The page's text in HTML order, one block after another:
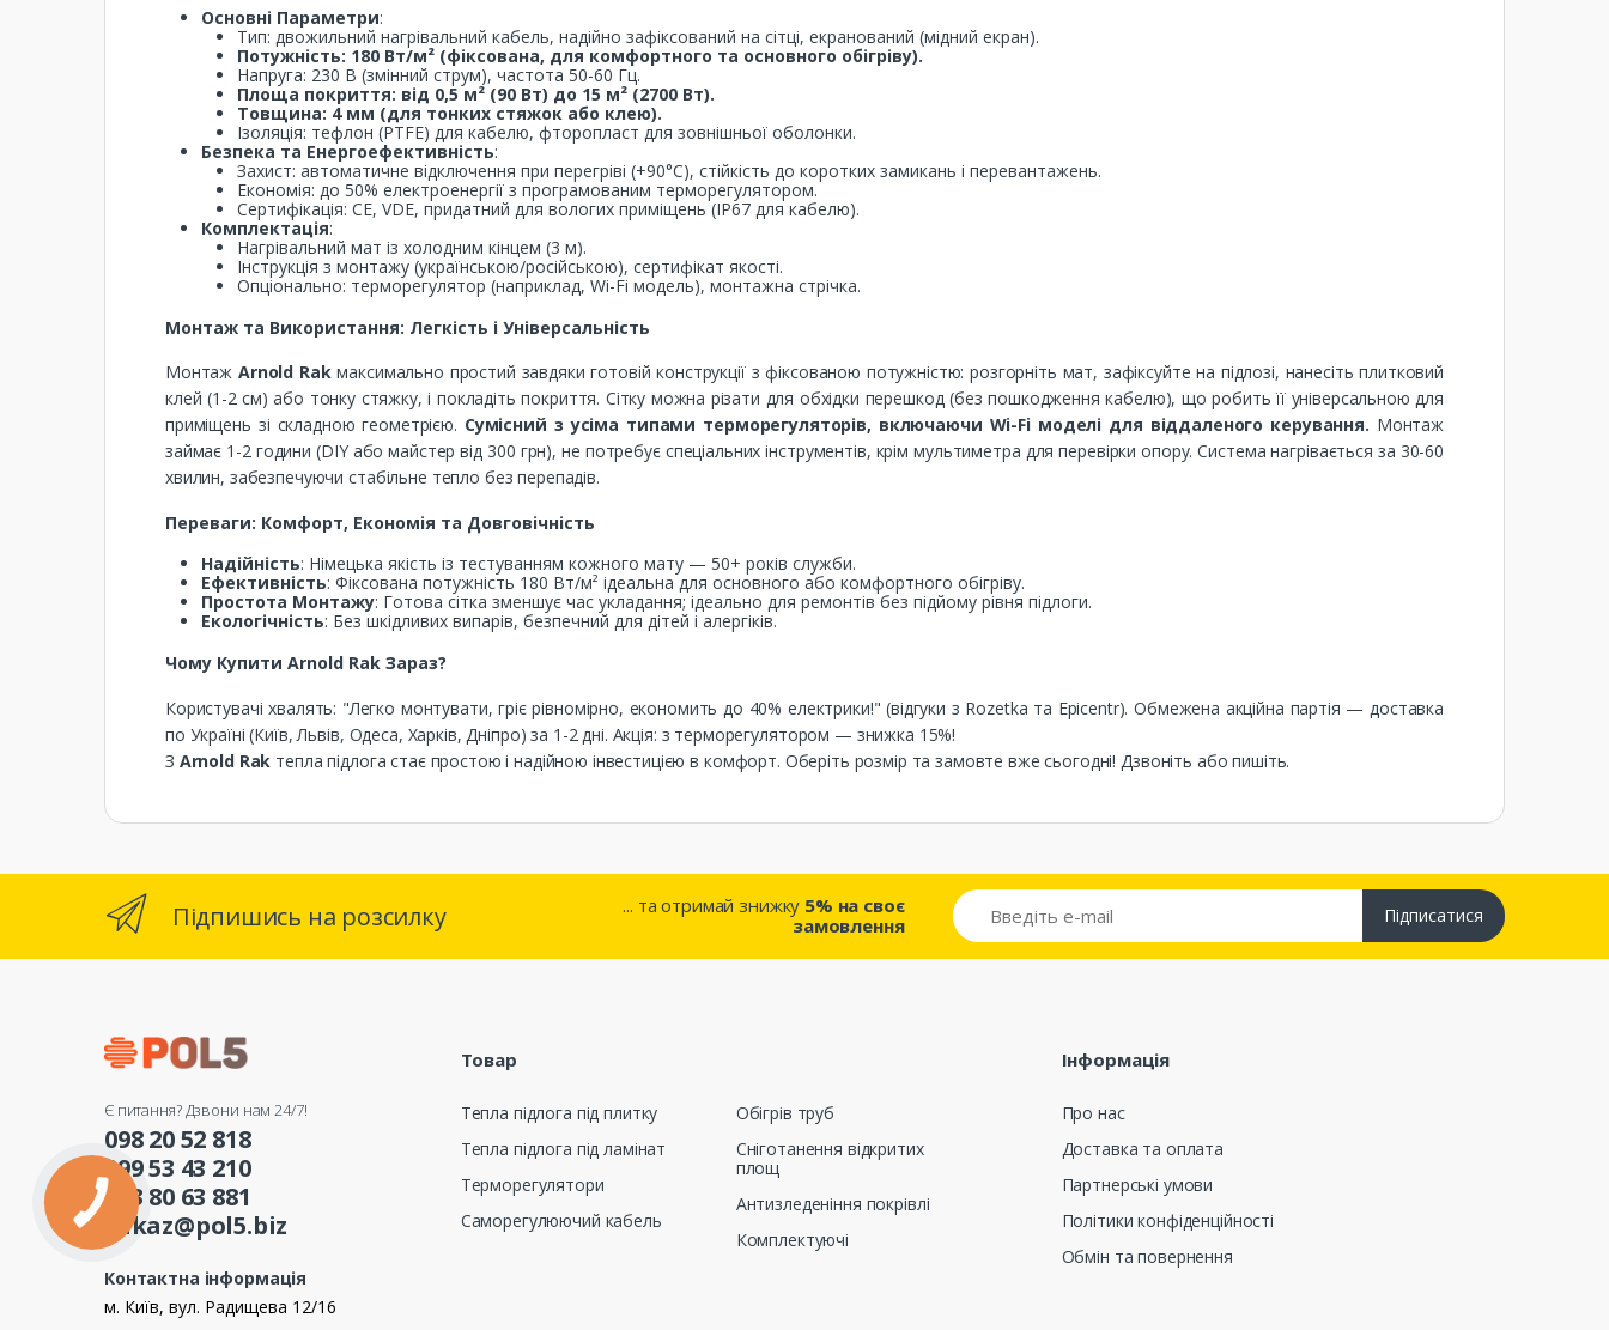
Основні Параметри:
Тип: двожильний нагрівальний кабель, надійно зафіксований на сітці, екранований (мідний екран).
Потужність: 180 Вт/м² (фіксована, для комфортного та основного обігріву).
Напруга: 230 В (змінний струм), частота 50-60 Гц.
Площа покриття: від 0,5 м² (90 Вт) до 15 м² (2700 Вт).
Товщина: 4 мм (для тонких стяжок або клею).
Ізоляція: тефлон (PTFE) для кабелю, фторопласт для зовнішньої оболонки.
Безпека та Енергоефективність:
Захист: автоматичне відключення при перегріві (+90°C), стійкість до коротких замикань і перевантажень.
Економія: до 50% електроенергії з програмованим терморегулятором.
Сертифікація: CE, VDE, придатний для вологих приміщень (IP67 для кабелю).
Комплектація:
Нагрівальний мат із холодним кінцем (3 м).
Інструкція з монтажу (українською/російською), сертифікат якості.
Опціонально: терморегулятор (наприклад, Wi-Fi модель), монтажна стрічка.
Монтаж та Використання: Легкість і Універсальність
МонтажArnold Rakмаксимально простий завдяки готовій конструкції з фіксованою потужністю: розгорніть мат, зафіксуйте на підлозі, нанесіть плитковий
клей (1-2 см) або тонку стяжку, і покладіть покриття. Сітку можна різати для обхідки перешкод (без пошкодження кабелю), що робить її універсальною для
приміщень зі складною геометрією. Сумісний з усіма типами терморегуляторів, включаючи Wi-Fi моделі для віддаленого керування. Монтаж
займає 1-2 години (DIY або майстер від 300 грн), не потребує спеціальних інструментів, крім мультиметра для перевірки опору. Система нагрівається за 30-60
хвилин, забезпечуючи стабільне тепло без перепадів.
Переваги: Комфорт, Економія та Довговічність
Надійність: Німецька якість із тестуванням кожного мату — 50+ років служби.
Ефективність: Фіксована потужність 180 Вт/м² ідеальна для основного або комфортного обігріву.
Простота Монтажу: Готова сітка зменшує час укладання; ідеально для ремонтів без підйому рівня підлоги.
Екологічність: Без шкідливих випарів, безпечний для дітей і алергіків.
Чому Купити Arnold Rak Зараз?
Користувачі хвалять: "Легко монтувати, гріє рівномірно, економить до 40% електрики!" (відгуки з Rozetka та Epicentr). Обмежена акційна партія — доставка
по Україні (Київ, Львів, Одеса, Харків, Дніпро) за 1-2 дні. Акція: з терморегулятором — знижка 15%!
З Arnold Rak тепла підлога стає простою і надійною інвестицією в комфорт. Оберіть розмір та замовте вже сьогодні! Дзвоніть або пишіть.
Підпишись на розсилку ... та отримай знижку 5% на своє
замовлення
Підписатися
Є питання? Дзвони нам 24/7!
098 20 52 818
099 53 43 210
093 80 63 881
zakaz@pol5.biz
Контактна інформація
м. Київ, вул. Радищева 12/16
Товар
Тепла підлога під плитку
Тепла підлога під ламінат
Терморегулятори
Саморегулюючий кабель
Обігрів труб
Сніготанення відкритих
площ
Антизледеніння покрівлі
Комплектуючі
Інформація
Про нас
Доставка та оплата
Партнерські умови
Політики конфіденційності
Обмін та повернення